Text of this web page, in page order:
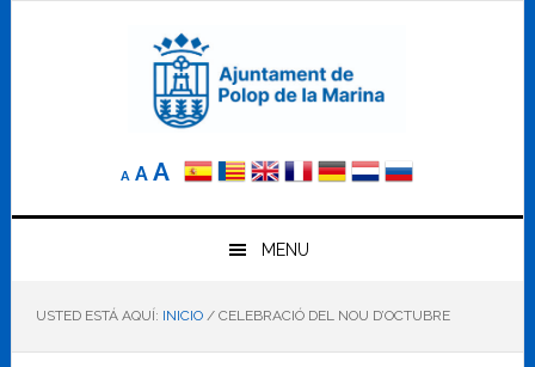
A
Reducir
elA Tamaño
AAumentar
el
tamaño
letra
MENU
USTED ESTÁ AQUÍ: INICIO /CELEBRACIÓ DEL NOU D’OCTUBRE